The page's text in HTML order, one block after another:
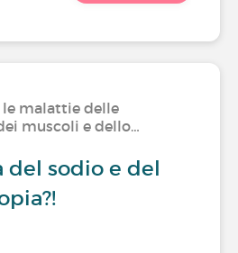
le malattie delle
muscoli e dello…
del sodio e del